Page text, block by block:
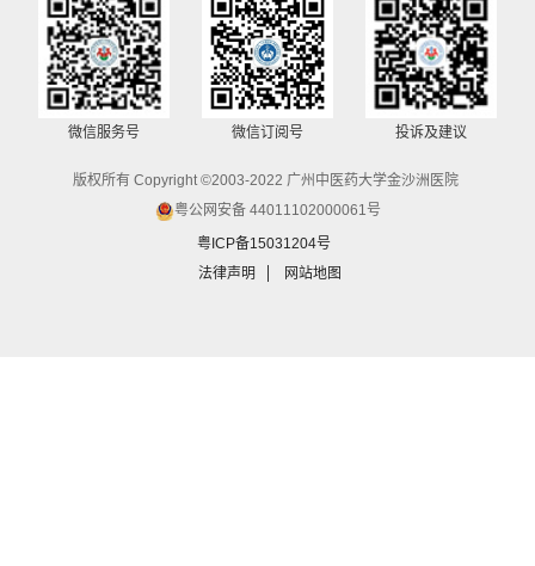
微信服务号 微信订阅号 投诉及建议
版权所有 Copyright ©2003-2022 广州中医药大学金沙洲医院
粤公网安备 44011102000061号
粤ICP备15031204号
法律声明
网站地图